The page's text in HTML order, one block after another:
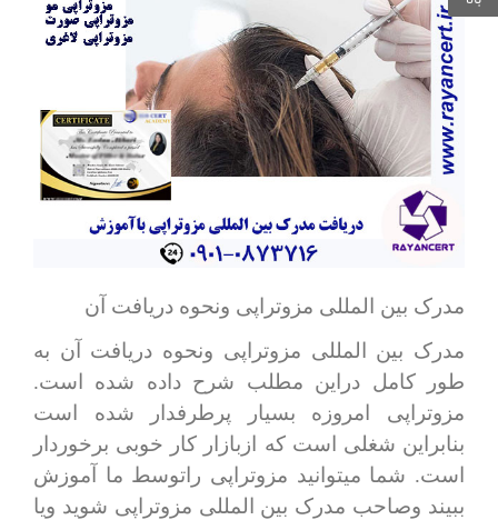
مدرک بین المللی مزوتراپی ونحوه دریافت آن
مدرک بین المللی مزوتراپی ونحوه دریافت آن به
طور کامل دراین مطلب شرح داده شده است.
مزوتراپی امروزه بسیار پرطرفدار شده است
بنابراین شغلی است که ازبازار کار خوبی برخوردار
است. شما میتوانید مزوتراپی راتوسط ما آموزش
ببیند وصاحب مدرک بین المللی مزوتراپی شوید ویا